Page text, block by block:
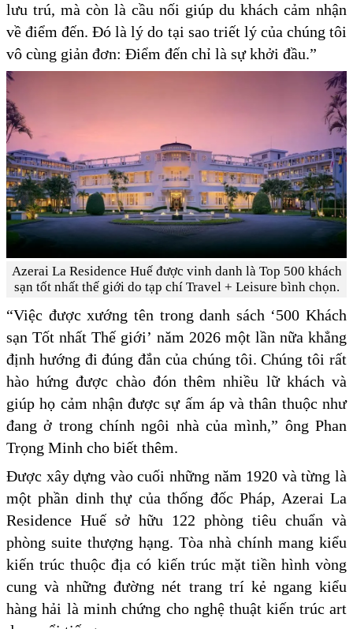
lưu trú, mà còn là cầu nối giúp du khách cảm nhận
về điểm đến. Đó là lý do tại sao triết lý của chúng tôi
vô cùng giản đơn: Điểm đến chỉ là sự khởi đầu.”
Azerai La Residence Huế được vinh danh là Top 500 khách
sạn tốt nhất thế giới do tạp chí Travel + Leisure bình chọn.
“Việc được xướng tên trong danh sách ‘500 Khách
sạn Tốt nhất Thế giới’ năm 2026 một lần nữa khẳng
định hướng đi đúng đắn của chúng tôi. Chúng tôi rất
hào hứng được chào đón thêm nhiều lữ khách và
giúp họ cảm nhận được sự ấm áp và thân thuộc như
đang ở trong chính ngôi nhà của mình,” ông Phan
Trọng Minh cho biết thêm.
Được xây dựng vào cuối những năm 1920 và từng là
một phần dinh thự của thống đốc Pháp, Azerai La
Residence Huế sở hữu 122 phòng tiêu chuẩn và
phòng suite thượng hạng. Tòa nhà chính mang kiểu
kiến trúc thuộc địa có kiến trúc mặt tiền hình vòng
cung và những đường nét trang trí kẻ ngang kiểu
hàng hải là minh chứng cho nghệ thuật kiến trúc art